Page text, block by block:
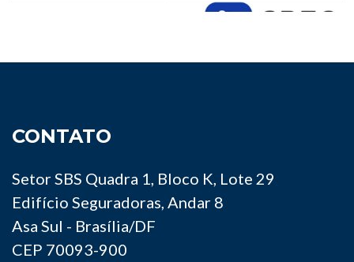
CONTATO
Setor SBS Quadra 1, Bloco K, Lote 29
Edifício Seguradoras, Andar 8
Asa Sul - Brasília/DF
CEP 70093-900